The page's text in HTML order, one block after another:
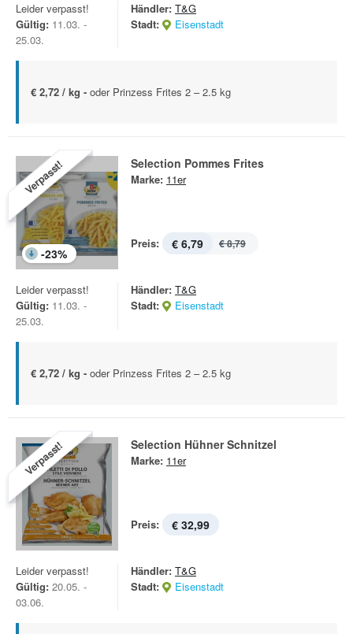
Leider verpasst!
Gültig: 11.03. -
25.03.
Händler: T&G
Stadt:
Eisenstadt
€ 2,72 / kg - oder Prinzess Frites 2 – 2.5 kg
Verpasst!
-23%
Selection Pommes Frites
Marke: 11er
Preis: € 6,79 € 8,79
Leider verpasst!
Gültig: 11.03. -
25.03.
Händler: T&G
Stadt:
Eisenstadt
€ 2,72 / kg - oder Prinzess Frites 2 – 2.5 kg
Verpasst! Selection Hühner Schnitzel
Marke: 11er
Preis: € 32,99
Leider verpasst!
Gültig: 20.05. -
03.06.
Händler: T&G
Stadt:
Eisenstadt